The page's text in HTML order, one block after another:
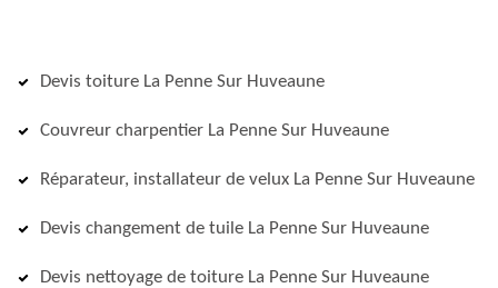
Devis toiture La Penne Sur Huveaune
Couvreur charpentier La Penne Sur Huveaune
Réparateur, installateur de velux La Penne Sur Huveaune
Devis changement de tuile La Penne Sur Huveaune
Devis nettoyage de toiture La Penne Sur Huveaune